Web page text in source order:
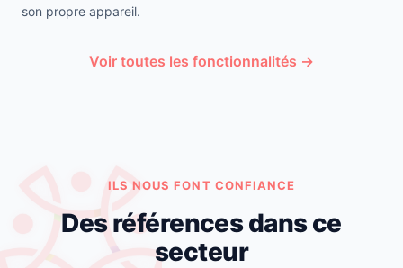
son propre appareil.
Voir toutes les fonctionnalités →
ILS NOUS FONT CONFIANCE
Des références dans ce
secteur